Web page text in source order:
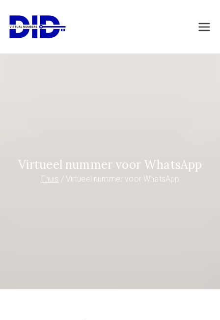
inhoud
DIDVirtualNumb
Virtueel nummer voor WhatsApp
Thuis Virtueel nummer voor WhatsApp